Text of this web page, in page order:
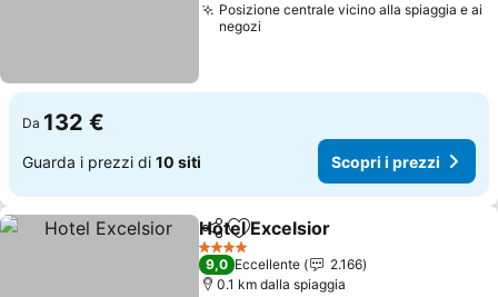
Posizione centrale vicino alla spiaggia e ai
negozi
Da 132 €
Guarda i prezzi di 10 siti Scopri i prezzi
CondividiAggiungi ai preferiti
Hotel Excelsior
4 Stelle
9,0 Eccellente
2.166
0.1 km dalla spiaggia